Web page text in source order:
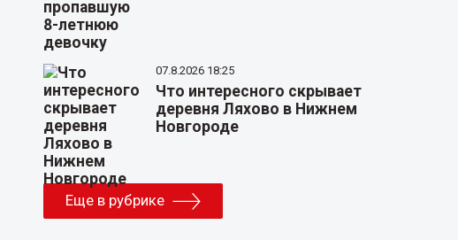
07.8.2026 18:25
Что интересного скрывает
деревня Ляхово в Нижнем
Новгороде
Еще в рубрике